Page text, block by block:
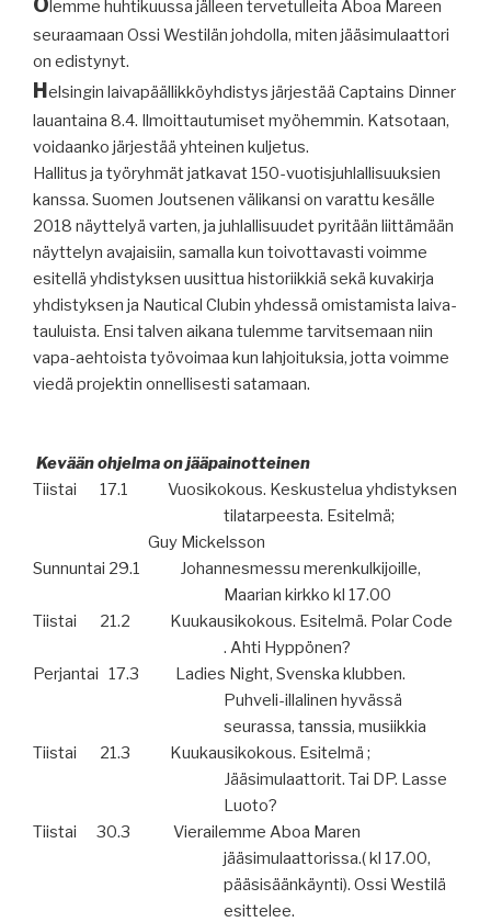
lemme huhtikuussa jälleen tervetulleita Aboa Mareen
seuraamaan Ossi Westilän johdolla, miten jääsimulaattori
on edistynyt.
Helsingin laivapäällikköyhdistys järjestää Captains Dinner
lauantaina 8.4. Ilmoittautumiset myöhemmin. Katsotaan,
voidaanko järjestää yhteinen kuljetus.
Hallitus ja työryhmät jatkavat 150-vuotisjuhlallisuuksien
kanssa. Suomen Joutsenen välikansi on varattu kesälle
2018 näyttelyä varten, ja juhlallisuudet pyritään liittämään
näyttelyn avajaisiin, samalla kun toivottavasti voimme
esitellä yhdistyksen uusittua historiikkiä sekä kuvakirja
yhdistyksen ja Nautical Clubin yhdessä omistamista laiva-
tauluista. Ensi talven aikana tulemme tarvitsemaan niin
vapa-aehtoista työvoimaa kun lahjoituksia, jotta voimme
viedä projektin onnellisesti satamaan.
Kevään ohjelma on jääpainotteinen
Tiistai
17.1
Vuosikokous. Keskustelua yhdistyksen
tilatarpeesta. Esitelmä;
Guy Mickelsson
Sunnuntai 29.1
Johannesmessu merenkulkijoille,
Maarian kirkko kl 17.00
Tiistai
21.2
Kuukausikokous. Esitelmä. Polar Code
. Ahti Hyppönen?
Perjantai 17.3
Ladies Night, Svenska klubben.
Puhveli-illalinen hyvässä
seurassa, tanssia, musiikkia
Tiistai
21.3
Kuukausikokous. Esitelmä ;
Jääsimulaattorit. Tai DP. Lasse
Luoto?
Tiistai
30.3
Vierailemme Aboa Maren
jääsimulaattorissa.( kl 17.00,
pääsisäänkäynti). Ossi Westilä
esittelee.